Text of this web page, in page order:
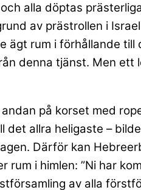
alla döptas
av prästrollen i
ägt rum i förhållande
denna tjänst. Men ett
på korset med
allra heligaste –
Därför kan
i himlen: ”Ni har
av alla